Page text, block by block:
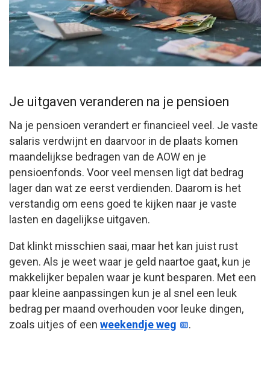
Je uitgaven veranderen na je pensioen
Na je pensioen verandert er financieel veel. Je vaste
salaris verdwijnt en daarvoor in de plaats komen
maandelijkse bedragen van de AOW en je
pensioenfonds. Voor veel mensen ligt dat bedrag
lager dan wat ze eerst verdienden. Daarom is het
verstandig om eens goed te kijken naar je vaste
lasten en dagelijkse uitgaven.
Dat klinkt misschien saai, maar het kan juist rust
geven. Als je weet waar je geld naartoe gaat, kun je
makkelijker bepalen waar je kunt besparen. Met een
paar kleine aanpassingen kun je al snel een leuk
bedrag per maand overhouden voor leuke dingen,
zoals uitjes of een weekendje weg .